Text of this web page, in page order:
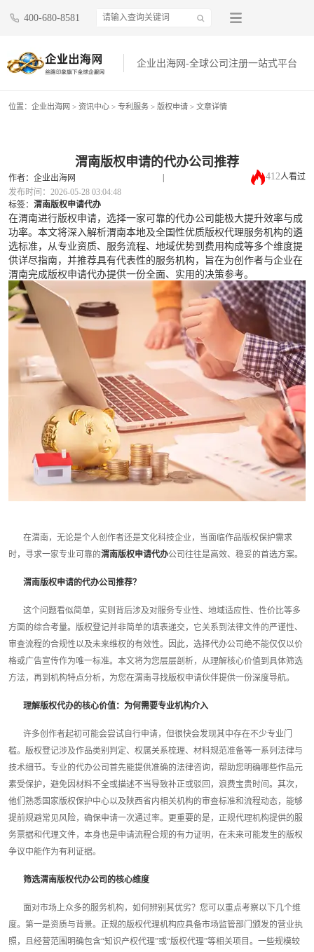
400-680-8581
企业出海网-全球公司注册一站式平台
位置： 企业出海网 > 资讯中心 > 专利服务 > 版权申请 > 文章详情
渭南版权申请的代办公司推荐
作者：企业出海网 | 412人看过
发布时间：2026-05-28 03:04:48
标签： 渭南版权申请代办
在渭南进行版权申请，选择一家可靠的代办公司能极大提升效率与成
功率。本文将深入解析渭南本地及全国性优质版权代理服务机构的遴
选标准，从专业资质、服务流程、地域优势到费用构成等多个维度提
供详尽指南，并推荐具有代表性的服务机构，旨在为创作者与企业在
渭南完成版权申请代办提供一份全面、实用的决策参考。
在渭南，无论是个人创作者还是文化科技企业，当面临作品版权保护需求
时，寻求一家专业可靠的渭南版权申请代办公司往往是高效、稳妥的首选方案。
渭南版权申请的代办公司推荐？
这个问题看似简单，实则背后涉及对服务专业性、地域适应性、性价比等多
方面的综合考量。版权登记并非简单的填表递交，它关系到法律文件的严谨性、
审查流程的合规性以及未来维权的有效性。因此，选择代办公司绝不能仅仅以价
格或广告宣传作为唯一标准。本文将为您层层剖析，从理解核心价值到具体筛选
方法，再到机构特点分析，为您在渭南寻找版权申请伙伴提供一份深度导航。
理解版权代办的核心价值：为何需要专业机构介入
许多创作者起初可能会尝试自行申请，但很快会发现其中存在不少专业门
槛。版权登记涉及作品类别判定、权属关系梳理、材料规范准备等一系列法律与
技术细节。专业的代办公司首先能提供准确的法律咨询，帮助您明确哪些作品元
素受保护，避免因材料不全或描述不当导致补正或驳回，浪费宝贵时间。其次，
他们熟悉国家版权保护中心以及陕西省内相关机构的审查标准和流程动态，能够
提前规避常见风险，确保申请一次通过率。更重要的是，正规代理机构提供的服
务票据和代理文件，本身也是申请流程合规的有力证明，在未来可能发生的版权
争议中能作为有利证据。
筛选渭南版权代办公司的核心维度
面对市场上众多的服务机构，如何辨别其优劣？您可以重点考察以下几个维
度。第一是资质与背景。正规的版权代理机构应具备市场监管部门颁发的营业执
照，且经营范围明确包含“知识产权代理”或“版权代理”等相关项目。一些规模较